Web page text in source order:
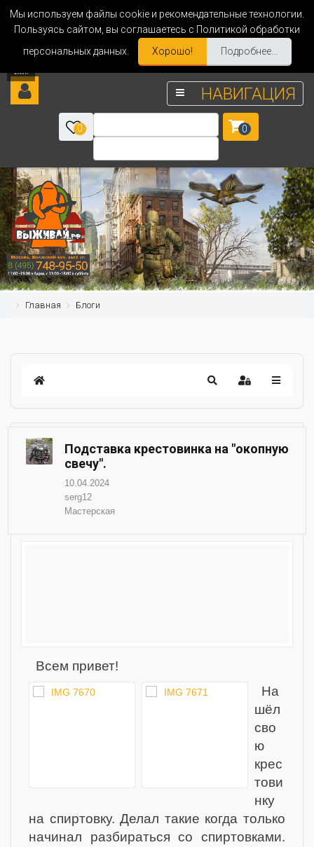
Мы используем файлы cookie и рекомендательные технологии.
Пользуясь сайтом, вы соглашаетесь с Политикой обработки
персональных данных.
Хорошо! Подробнее...
НАВИГАЦИЯ
0 0
Главная Блоги
Подставка крестовинка на "окопную
свечу".
10.04.2024
serg12
Мастерская
Всем привет!
На
шёл
сво
ю
крес
тови
нку
на спиртовку. Делал такие когда только
начинал разбираться со спиртовками.